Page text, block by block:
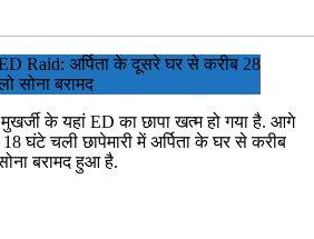
Raid: अर्पिता के दूसरे घर से करीब 28
सोना बरामद
मुखर्जी के यहां ED का छापा खत्म हो गया है. आगे
घंटे चली छापेमारी में अर्पिता के घर से करीब
बरामद हुआ है.